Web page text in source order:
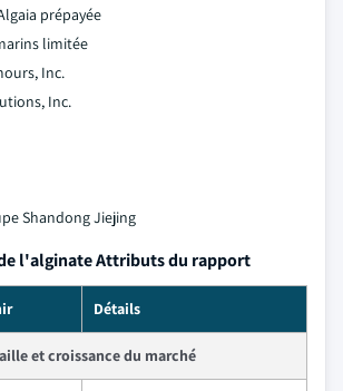
prépayée
limitée
Inc.
Inc.
Shandong Jiejing
l'alginate Attributs du rapport
Détails
et croissance du marché